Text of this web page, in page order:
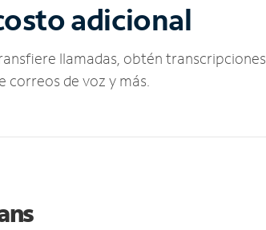
adicional
llamadas, obtén transcripciones
correos de voz y más.